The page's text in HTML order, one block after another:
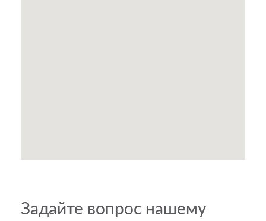
Задайте вопрос нашему